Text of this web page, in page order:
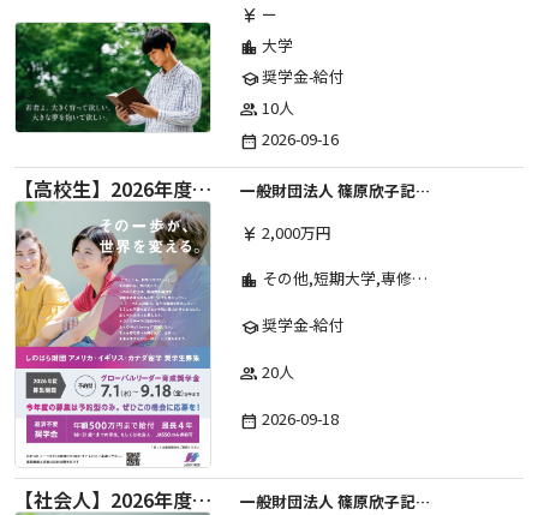
currency_yen ー
location_city 大学
school奨学金-給付
group 10人
date_range 2026-09-16
【高校生】2026年度 しのはら財団 アメリカ・イギリス・カナダ英語留学奨学金
一般財団法人 篠原欣子記念財団 (海外留学奨学金グループ)
currency_yen 2,000万円
location_city その他,短期大学,専修学校,高等専門学校,高等学校,大学院,大学
school奨学金-給付
group 20人
date_range 2026-09-18
【社会人】2026年度 しのはら財団 アメリカ・イギリス・カナダ英語留学奨学金
一般財団法人 篠原欣子記念財団 (海外留学奨学金グループ)